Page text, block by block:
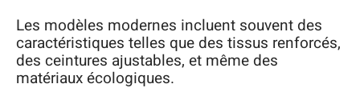
Les modèles modernes incluent souvent des
caractéristiques telles que des tissus renforcés,
des ceintures ajustables, et même des
matériaux écologiques.